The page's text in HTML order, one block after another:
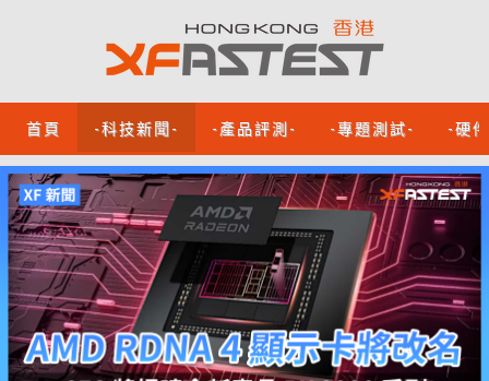
首頁 -科技新聞- -產品評測- -專題測試- -硬